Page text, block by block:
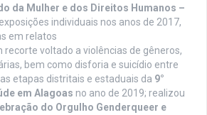
da Mulher e dos Direitos Humanos –
exposições individuais nos anos de 2017,
em relatos
recorte voltado a violências de gêneros,
bem como disforia e suicídio entre
etapas distritais e estaduais da 9°
em Alagoas no ano de 2019; realizou
do Orgulho Genderqueer e